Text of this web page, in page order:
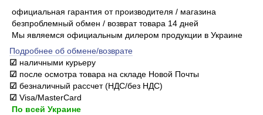
официальная гарантия от производителя / магазина
безпроблемный обмен / возврат товара 14 дней
Мы являемся официальным дилером продукции в Украине
Подробнее об обмене/возврате
☑ наличными курьеру
☑ после осмотра товара на складе Новой Почты
☑ безналичный рассчет (НДС/без НДС)
☑ Visa/MasterCard
По всей Украине